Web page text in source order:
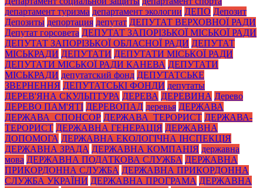
департамент туризма департамент экологии ДЕПО Депозит
Депозиты депортация депутат ДЕПУТАТ ВЕРХОВНОЇ РАДИ
Депутат горсовета ДЕПУТАТ ЗАПОРІЗЬКОЇ МІСЬКОЇ РАДИ
ДЕПУТАТ ЗАПОРІЗЬКОЇ ОБЛАСНОЇ РАДИ ДЕПУТАТ
МІСЬКРАДИ ДЕПУТАТИ ДЕПУТАТИ МІСЬКОЇ РАДИ
ДЕПУТАТИ МІСЬКОЇ РАДИ КАНЕВА ДЕПУТАТИ
МІСЬКРАДИ депутатский фонд ДЕПУТАТСЬКЕ
ЗВЕРНЕННЯ ДЕПУТАТСЬКІ ФОНДИ депутаты
ДЕРЕВ'ЯНА СКУЛЬПТУРА ДЕРЕВА ДЕРЕВИНА Дерево
ДЕРЕВО ПАМ'ЯТІ ДЕРЕВОПАД деревья ДЕРЖАВА
ДЕРЖАВА_СПОНСОР ДЕРЖАВА_ТЕРОРИСТ ДЕРЖАВА-
ТЕРОРИСТ ДЕРЖАВНА ГЕНЕРАЦІЯ ДЕРЖАВНА
ДОПОМОГА ДЕРЖАВНА ЕКОЛОГІЧНА ІНСПЕКЦІЯ
ДЕРЖАВНА ЗРАДА ДЕРЖАВНА КОМПАНІЯ державна
мова ДЕРЖАВНА ПОДАТКОВА СЛУЖБА ДЕРЖАВНА
ПРИКОРДОННА СЛУЖБА ДЕРЖАВНА ПРИКОРДОННА
СЛУЖБА УКРАЇНИ ДЕРЖАВНА ПРОГРАМА ДЕРЖАВНА